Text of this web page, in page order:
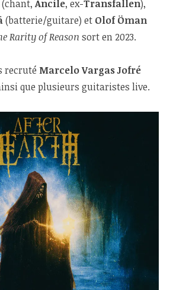
(chant,Ancile, ex-Transfallen),
(batterie/guitare) et Olof Öman
Rarity of Reason sort en 2023.
recruté Marcelo Vargas Jofré
que plusieurs guitaristes live.